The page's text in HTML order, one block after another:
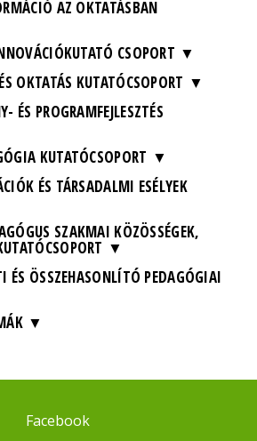
AZ OKTATÁSBAN
CSOPORT
OKTATÁS KUTATÓCSOPORT
ÉS PROGRAMFEJLESZTÉS
KUTATÓCSOPORT
ÉS TÁRSADALMI ESÉLYEK
SZAKMAI KÖZÖSSÉGEK,
ÉS ÖSSZEHASONLÍTÓ PEDAGÓGIAI
Facebook